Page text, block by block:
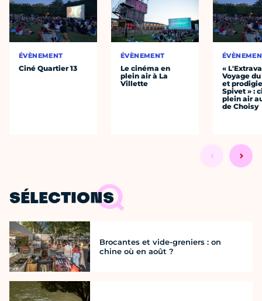
ÉVÈNEMENT
Ciné Quartier 13
ÉVÈNEMENT
Le cinéma en
plein air à La
Villette
«
Voyage
et
Spivet » :
plein air
de Choisy
SÉLECTIONS
Brocantes et vide-greniers : on
chine où en août ?